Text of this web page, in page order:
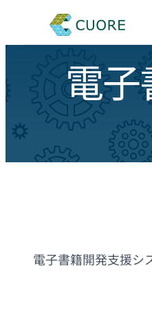
電
電子書籍開発支援シ